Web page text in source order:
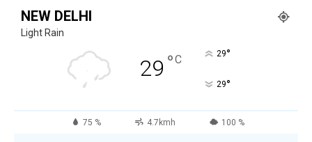
NEW DELHI
Light Rain
29 °C 29°
29°
75 % 4.7kmh 100 %